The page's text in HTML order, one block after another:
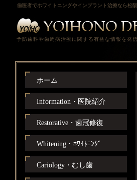
歯医者でホワイトニングやインプラント治療なら松
予防歯科や歯周病治療に関する有益な情報を発
ホーム
Information・医院紹介
Restorative・歯冠修復
Whitening・ﾎﾜｲﾄﾆﾝｸﾞ
Cariology・むし歯